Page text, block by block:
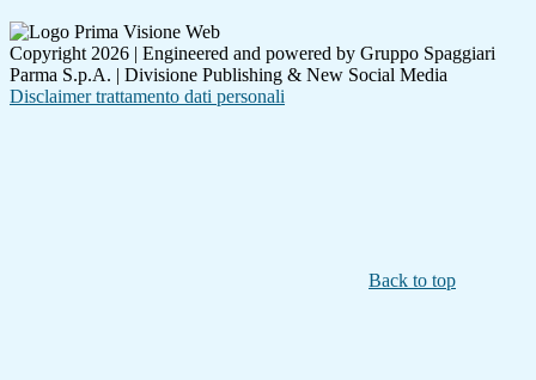
Copyright 2026 | Engineered and powered by Gruppo Spaggiari
Parma S.p.A. | Divisione Publishing & New Social Media
Disclaimer trattamento dati personali
Back to top